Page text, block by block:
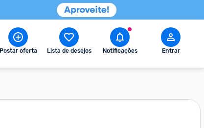
Postar oferta Lista de desejos Notificações Entrar